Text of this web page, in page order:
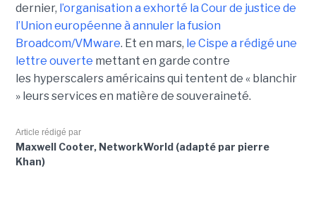
dernier, l’organisation a exhorté la Cour de justice de
l’Union européenne à annuler la fusion
Broadcom/VMware. Et en mars, le Cispe a rédigé une
lettre ouverte mettant en garde contre
les hyperscalers américains qui tentent de « blanchir
» leurs services en matière de souveraineté.
Article rédigé par
Maxwell Cooter, NetworkWorld (adapté par pierre
Khan)